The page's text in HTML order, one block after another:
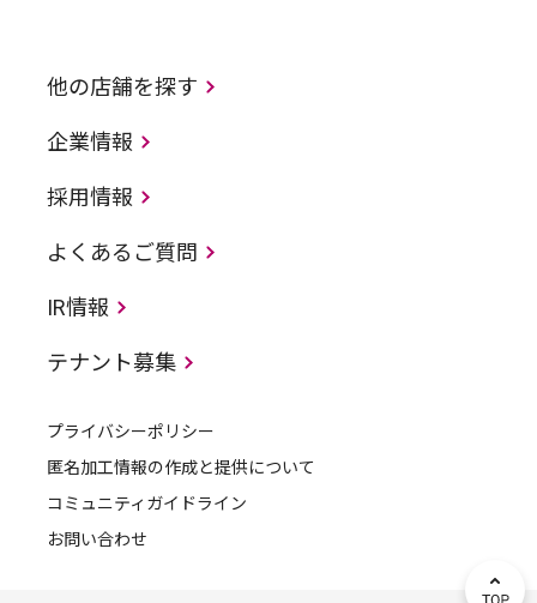
他の店舗を探す
企業情報
採用情報
よくあるご質問
IR情報
テナント募集
プライバシーポリシー
匿名加工情報の作成と提供について
コミュニティガイドライン
お問い合わせ